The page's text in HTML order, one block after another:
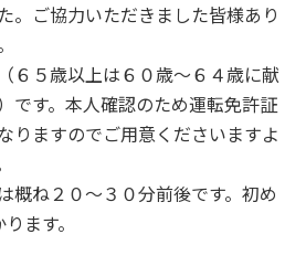
。ご協力いただきました皆様あり
６５歳以上は６０歳～６４歳に献
です。本人確認のため運転免許証
りますのでご用意くださいますよ
概ね２０～３０分前後です。初め
ます。